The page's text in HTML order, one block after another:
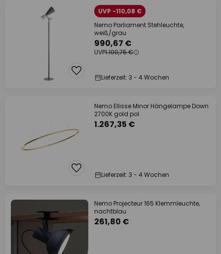
UVP -110,08 €
Nemo Parliament Stehleuchte,
weiß/grau
990,67 €
UVP1.100,75 €
Lieferzeit: 3 - 4 Wochen
Nemo Ellisse Minor Hängelampe Down
2700K gold pol.
1.267,35 €
Lieferzeit: 3 - 4 Wochen
Nemo Projecteur 165 Klemmleuchte,
nachtblau
261,80 €